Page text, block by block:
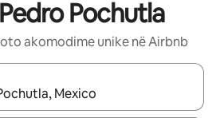
Pochutla
akomodime unike në Airbnb
të jenë të disponueshme, lëviz me